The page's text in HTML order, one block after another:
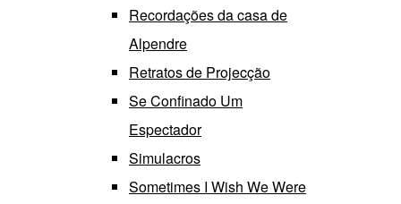
Recordações da casa de
Alpendre
Retratos de Projecção
Se Confinado Um
Espectador
Simulacros
Sometimes I Wish We Were